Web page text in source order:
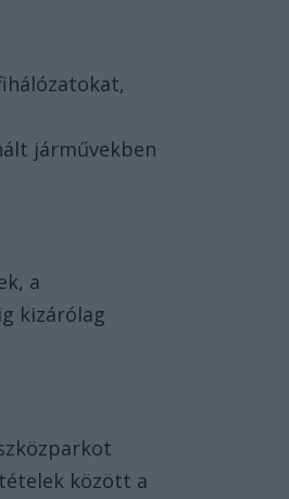
járművekben
a
kizárólag
között a